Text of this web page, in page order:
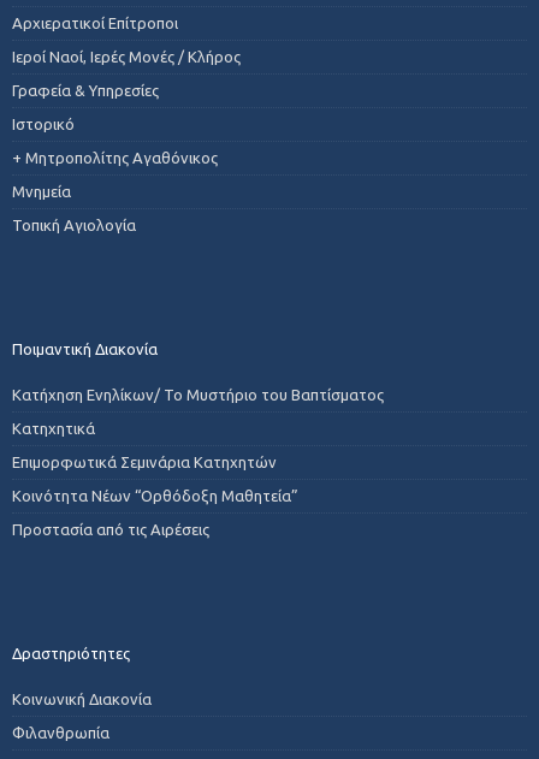
Αρχιερατικοί Επίτροποι
Ιεροί Ναοί, Ιερές Μονές / Κλήρος
Γραφεία & Υπηρεσίες
Ιστορικό
+ Μητροπολίτης Αγαθόνικος
Μνημεία
Τοπική Αγιολογία
Ποιμαντική Διακονία
Κατήχηση Ενηλίκων/ Το Μυστήριο του Βαπτίσματος
Κατηχητικά
Επιμορφωτικά Σεμινάρια Κατηχητών
Κοινότητα Νέων “Ορθόδοξη Μαθητεία”
Προστασία από τις Αιρέσεις
Δραστηριότητες
Κοινωνική Διακονία
Φιλανθρωπία